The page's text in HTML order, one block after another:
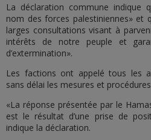
La déclaration commune indique
nom des forces palestiniennes» et
larges consultations visant à
intérêts de notre peuple et
d’extermination».
Les factions ont appelé tous les
sans délai les mesures et
«La réponse présentée par le
est le résultat d’une prise de
indique la déclaration.